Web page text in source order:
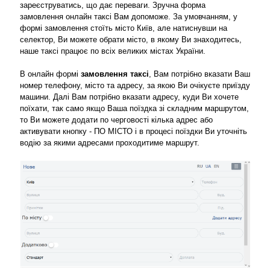
зареєструватись, що дає переваги. Зручна форма
замовлення онлайн таксі Вам допоможе. За умовчанням, у
формі замовлення стоїть місто Київ, але натиснувши на
селектор, Ви можете обрати місто, в якому Ви знаходитесь,
наше таксі працює по всіх великих містах України.
В онлайн формі замовлення таксі, Вам потрібно вказати Ваш
номер телефону, місто та адресу, за якою Ви очікуєте приїзду
машини. Далі Вам потрібно вказати адресу, куди Ви хочете
поїхати, так само якщо Ваша поїздка зі складним маршрутом,
то Ви можете додати по черговості кілька адрес або
активувати кнопку - ПО МІСТО і в процесі поїздки Ви уточніть
водію за якими адресами проходитиме маршрут.